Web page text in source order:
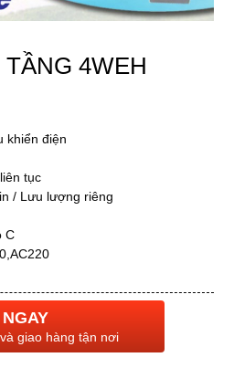
4WEH
khiển điện
tục
/ Lưu lượng riêng
C
giao hàng tận nơi